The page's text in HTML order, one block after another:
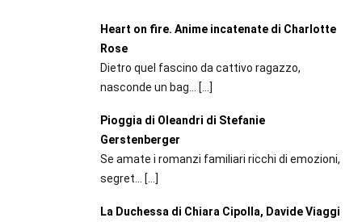
Heart on fire. Anime incatenate di Charlotte
Rose
Dietro quel fascino da cattivo ragazzo,
nasconde un bag... […]
Pioggia di Oleandri di Stefanie
Gerstenberger
Se amate i romanzi familiari ricchi di emozioni,
segret...
[…]
La Duchessa di Chiara Cipolla, Davide Viaggi